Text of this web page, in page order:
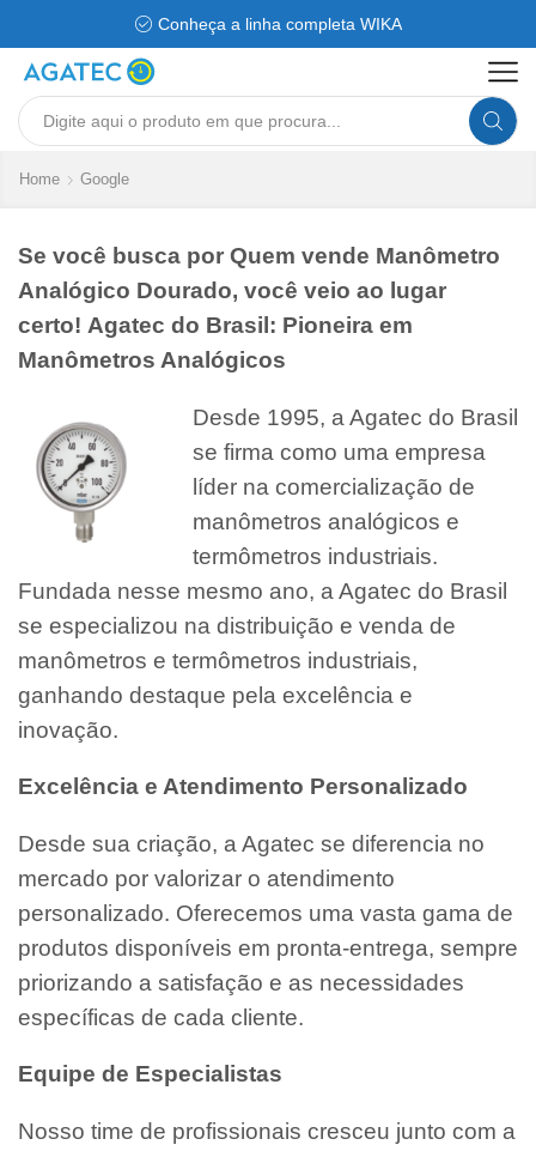
Conheça a linha completa WIKA
Search
Home Google
Se você busca por Quem vende Manômetro
Analógico Dourado, você veio ao lugar
certo! Agatec do Brasil: Pioneira em
Manômetros Analógicos
Desde 1995, a Agatec do Brasil
se firma como uma empresa
líder na comercialização de
manômetros analógicos e
termômetros industriais.
Fundada nesse mesmo ano, a Agatec do Brasil
se especializou na distribuição e venda de
manômetros e termômetros industriais,
ganhando destaque pela excelência e
inovação.
Excelência e Atendimento Personalizado
Desde sua criação, a Agatec se diferencia no
mercado por valorizar o atendimento
personalizado. Oferecemos uma vasta gama de
produtos disponíveis em pronta-entrega, sempre
priorizando a satisfação e as necessidades
específicas de cada cliente.
Equipe de Especialistas
Nosso time de profissionais cresceu junto com a